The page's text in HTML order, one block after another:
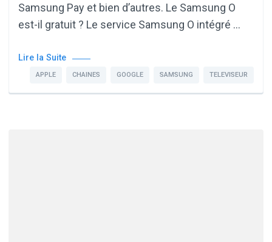
Samsung Pay et bien d’autres. Le Samsung O
est-il gratuit ? Le service Samsung O intégré …
Lire la Suite
APPLE CHAINES GOOGLE SAMSUNG TELEVISEUR